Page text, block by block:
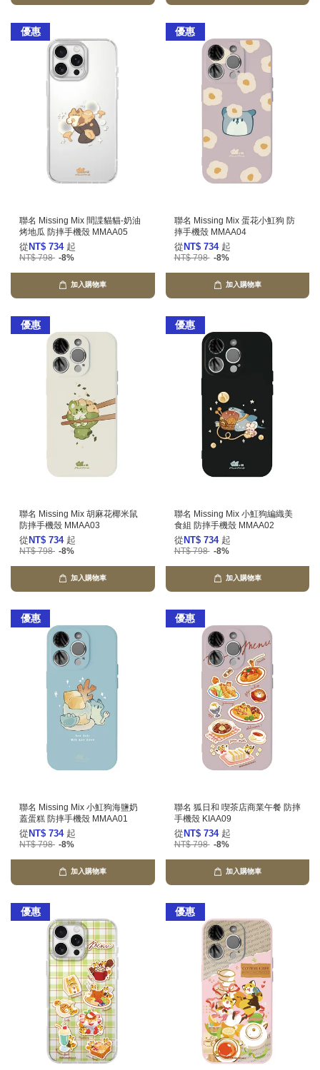
優惠
聯名 Missing Mix 間諜貓貓-奶油
烤地瓜 防摔手機殼 MMAA05
從 NT$ 734 起
NT$ 798 -8%
加入購物車
優惠
聯名 Missing Mix 蛋花小魟狗 防
摔手機殼 MMAA04
從 NT$ 734 起
NT$ 798 -8%
加入購物車
優惠
聯名 Missing Mix 胡麻花椰米鼠
防摔手機殼 MMAA03
從 NT$ 734 起
NT$ 798 -8%
加入購物車
優惠
聯名 Missing Mix 小魟狗編織美
食組 防摔手機殼 MMAA02
從 NT$ 734 起
NT$ 798 -8%
加入購物車
優惠
聯名 Missing Mix 小魟狗海鹽奶
蓋蛋糕 防摔手機殼 MMAA01
從 NT$ 734 起
NT$ 798 -8%
加入購物車
優惠
聯名 狐日和 喫茶店商業午餐 防摔
手機殼 KIAA09
從 NT$ 734 起
NT$ 798 -8%
加入購物車
優惠 優惠